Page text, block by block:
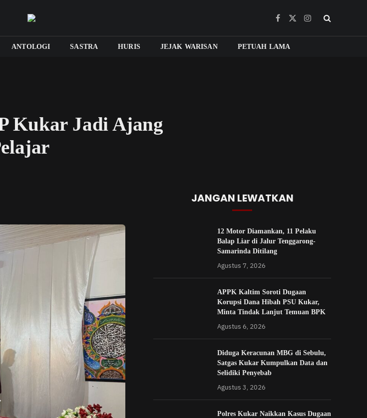
Facebook
X
Instagram
ANTOLOGI SASTRA HURIS JEJAK WARISAN PETUAH LAMA
Kukar Jadi Ajang
JANGAN LEWATKAN
12 Motor Diamankan, 11 Pelaku
Balap Liar di Jalur Tenggarong-
Samarinda Ditilang
Agustus 7, 2026
APPK Kaltim Soroti Dugaan
Korupsi Dana Hibah PSU Kukar,
Minta Tindak Lanjut Temuan BPK
Agustus 6, 2026
Diduga Keracunan MBG di Sebulu,
Satgas Kukar Kumpulkan Data dan
Selidiki Penyebab
Agustus 3, 2026
Polres Kukar Naikkan Kasus Dugaan